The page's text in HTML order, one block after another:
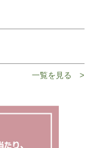
一覧を見る >